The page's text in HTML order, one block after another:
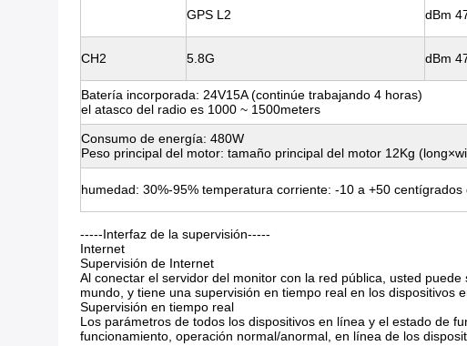
GPS L2 dBm
CH2 5.8G dBm
Batería incorporada: 24V15A (continúe trabajando 4 horas)
el atasco del radio es 1000 ~ 1500meters
Consumo de energía: 480W
Peso principal del motor: tamaño principal del motor 12Kg
humedad: 30%-95% temperatura corriente: -10 a +50 centígrados
-----Interfaz de la supervisión-----
Internet
Supervisión de Internet
Al conectar el servidor del monitor con la red pública, usted
mundo, y tiene una supervisión en tiempo real en los dispositivos
Supervisión en tiempo real
Los parámetros de todos los dispositivos en línea y el estado de
funcionamiento, operación normal/anormal, en línea de los